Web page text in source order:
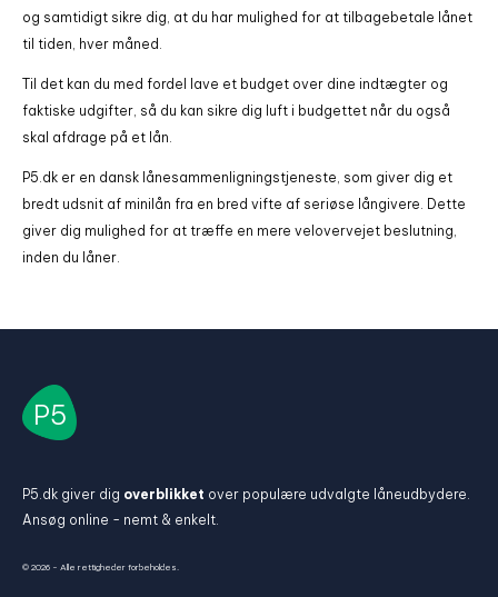
og samtidigt sikre dig, at du har mulighed for at tilbagebetale lånet
til tiden, hver måned.
Til det kan du med fordel lave et budget over dine indtægter og
faktiske udgifter, så du kan sikre dig luft i budgettet når du også
skal afdrage på et lån.
P5.dk er en dansk lånesammenligningstjeneste, som giver dig et
bredt udsnit af minilån fra en bred vifte af seriøse långivere. Dette
giver dig mulighed for at træffe en mere velovervejet beslutning,
inden du låner.
P5
P5.dk giver dig overblikket over populære udvalgte låneudbydere.
Ansøg online - nemt & enkelt.
© 2026 - Alle rettigheder forbeholdes.